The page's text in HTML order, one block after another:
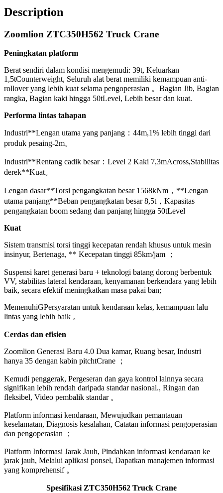
Description
Zoomlion ZTC350H562 Truck Crane
Peningkatan platform
Berat sendiri dalam kondisi mengemudi: 39t, Keluarkan
1,5tCounterweight, Seluruh alat berat memiliki kemampuan anti-
rollover yang lebih kuat selama pengoperasian 。Bagian Jib, Bagian
rangka, Bagian kaki hingga 50tLevel, Lebih besar dan kuat.
Performa lintas tahapan
Industri**Lengan utama yang panjang：44m,1% lebih tinggi dari
produk pesaing-2m。
Industri**Rentang cadik besar：Level 2 Kaki 7,3mAcross,Stabilitas
derek**Kuat。
Lengan dasar**Torsi pengangkatan besar 1568kNm，**Lengan
utama panjang**Beban pengangkatan besar 8,5t，Kapasitas
pengangkatan boom sedang dan panjang hingga 50tLevel
Kuat
Sistem transmisi torsi tinggi kecepatan rendah khusus untuk mesin
insinyur, Bertenaga, ** Kecepatan tinggi 85km/jam ；
Suspensi karet generasi baru + teknologi batang dorong berbentuk
VV, stabilitas lateral kendaraan, kenyamanan berkendara yang lebih
baik, secara efektif meningkatkan masa pakai ban;
MemenuhiGPersyaratan untuk kendaraan kelas, kemampuan lalu
lintas yang lebih baik 。
Cerdas dan efisien
Zoomlion Generasi Baru 4.0 Dua kamar, Ruang besar, Industri
hanya 35 dengan kabin pitchtCrane ；
Kemudi penggerak, Pergeseran dan gaya kontrol lainnya secara
signifikan lebih rendah daripada standar nasional., Ringan dan
fleksibel, Video pembalik standar 。
Platform informasi kendaraan, Mewujudkan pemantauan
keselamatan, Diagnosis kesalahan, Catatan informasi pengoperasian
dan pengoperasian ；
Platform Informasi Jarak Jauh, Pindahkan informasi kendaraan ke
jarak jauh, Melalui aplikasi ponsel, Dapatkan manajemen informasi
yang komprehensif 。
Spesifikasi ZTC350H562 Truck Crane